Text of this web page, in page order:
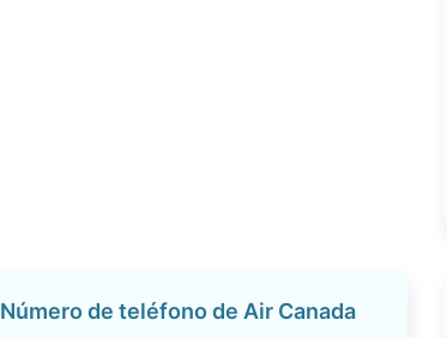
Número de teléfono de Air Canada